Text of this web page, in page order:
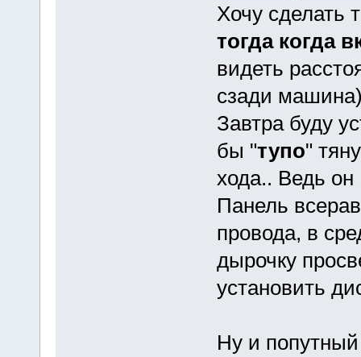
Хочу сделать
тогда когда
видеть
сзади
Завтра буду
бы "тупо"
хода.. Ведь он
Панель
провода, в
дырочку
установить
Ну и